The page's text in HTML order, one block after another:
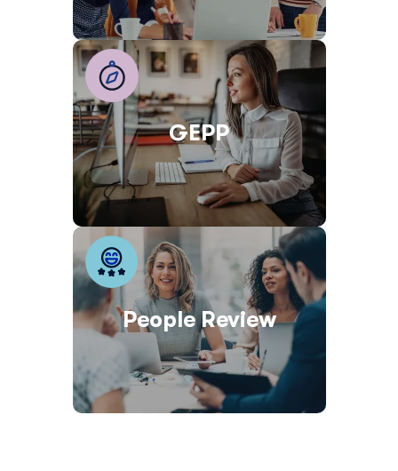
GEPP
People Review